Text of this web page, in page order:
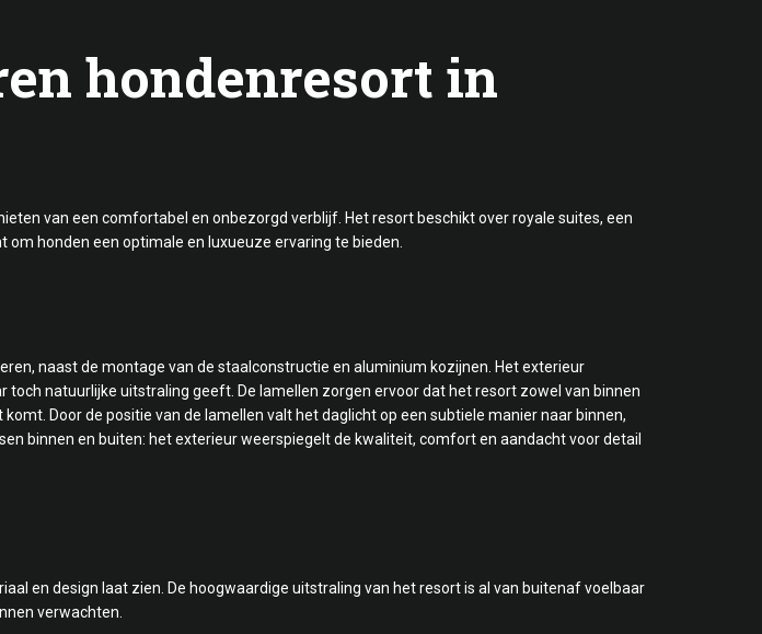
hondenresort in
van een comfortabel en onbezorgd verblijf. Het resort beschikt over royale suites, een
honden een optimale en luxueuze ervaring te bieden.
naast de montage van de staalconstructie en aluminium kozijnen. Het exterieur
natuurlijke uitstraling geeft. De lamellen zorgen ervoor dat het resort zowel van binnen
Door de positie van de lamellen valt het daglicht op een subtiele manier naar binnen,
binnen en buiten: het exterieur weerspiegelt de kwaliteit, comfort en aandacht voor detail
en design laat zien. De hoogwaardige uitstraling van het resort is al van buitenaf voelbaar
verwachten.